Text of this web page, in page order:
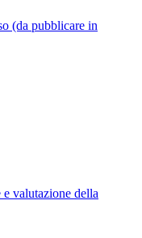
(da pubblicare in
valutazione della